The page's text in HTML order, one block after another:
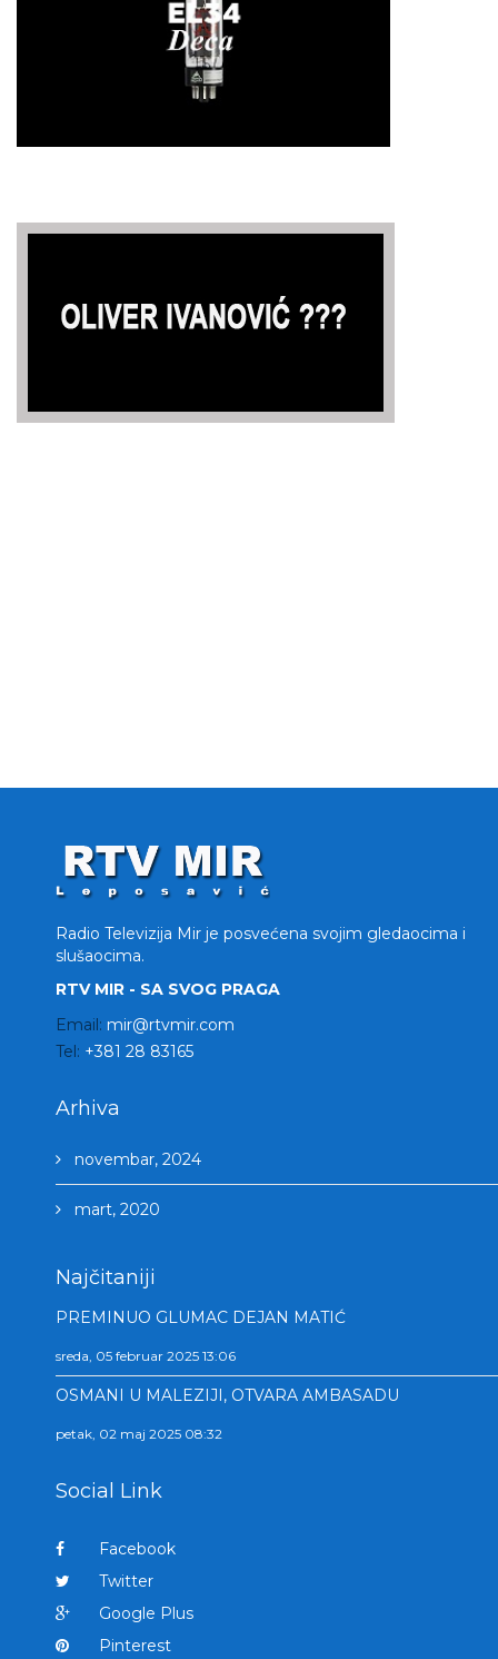
Radio Televizija Mir je posvećena svojim gledaocima i
slušaocima.
RTV MIR - SA SVOG PRAGA
Email: mir@rtvmir.com
Tel: +381 28 83165
Arhiva
novembar, 2024
mart, 2020
Najčitaniji
PREMINUO GLUMAC DEJAN MATIĆ
sreda, 05 februar 2025 13:06
OSMANI U MALEZIJI, OTVARA AMBASADU
petak, 02 maj 2025 08:32
Social Link
Facebook
Twitter
Google Plus
Pinterest